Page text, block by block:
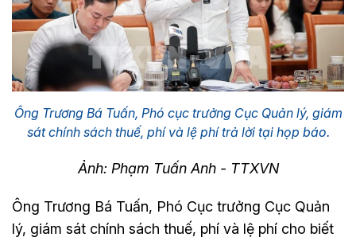
Ông Trương Bá Tuấn, Phó cục trưởng Cục Quản lý, giám
sát chính sách thuế, phí và lệ phí trả lời tại họp báo.
Ảnh: Phạm Tuấn Anh - TTXVN
Ông Trương Bá Tuấn, Phó Cục trưởng Cục Quản
lý, giám sát chính sách thuế, phí và lệ phí cho biết